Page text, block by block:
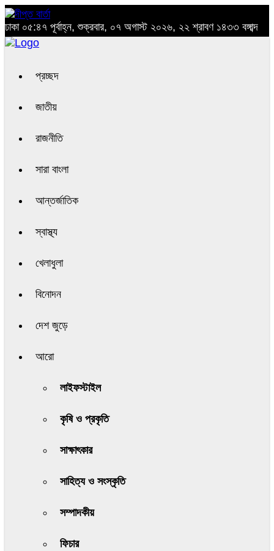
ঢাকা ০৫:৪৭ পূর্বাহ্ন, শুক্রবার, ০৭ অগাস্ট ২০২৬, ২২ শ্রাবণ ১৪৩৩ বঙ্গাব্দ
প্রচ্ছদ
জাতীয়
রাজনীতি
সারা বাংলা
আন্তর্জাতিক
স্বাস্থ্য
খেলাধুলা
বিনোদন
দেশ জুড়ে
আরো
লাইফস্টাইল
কৃষি ও প্রকৃতি
সাক্ষাৎকার
সাহিত্য ও সংস্কৃতি
সম্পাদকীয়
ফিচার